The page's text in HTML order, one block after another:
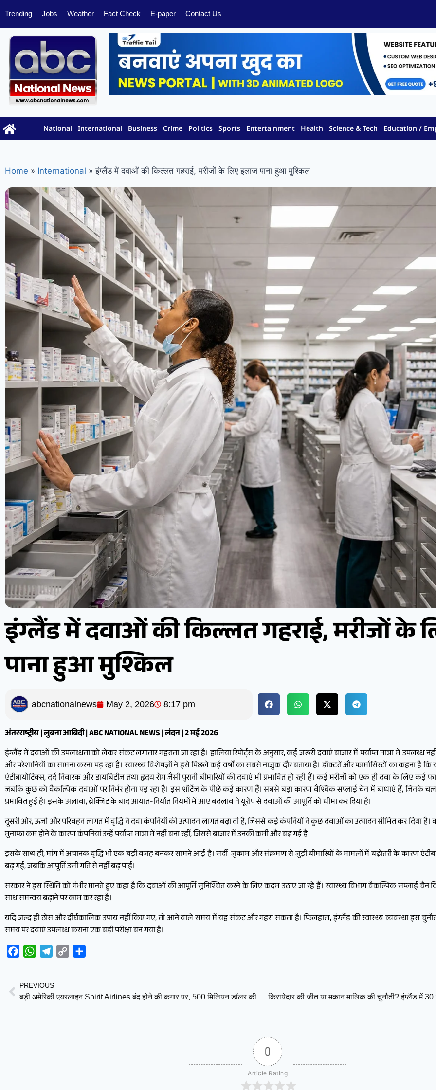
Trending Jobs Weather Fact Check E-paper Contact Us
National International Business Crime Politics Sports Entertainment Health Science & Tech Education /
Home » International » इंग्लैंड में दवाओं की किल्लत गहराई, मरीजों के लिए इलाज पाना हुआ मुश्किल
इंग्लैंड में दवाओं की किल्लत गहराई, मरीजों के
पाना हुआ मुश्किल
abcnationalnews May 2, 2026 8:17 pm
अंतरराष्ट्रीय | लुबना आबिदी | ABC NATIONAL NEWS | लंदन | 2 मई 2026
इंग्लैंड में दवाओं की उपलब्धता को लेकर संकट लगातार गहराता जा रहा है। हालिया रिपोर्ट्स के अनुसार, कई जरूरी दवाएं बाजार में पर्याप्त मात्रा में उपलब्ध
और परेशानियों का सामना करना पड़ रहा है। स्वास्थ्य विशेषज्ञों ने इसे पिछले कई वर्षों का सबसे नाजुक दौर बताया है। डॉक्टरों और फार्मासिस्टों का कहना है
एंटीबायोटिक्स, दर्द निवारक और डायबिटीज तथा हृदय रोग जैसी पुरानी बीमारियों की दवाएं भी प्रभावित हो रही हैं। कई मरीजों को एक ही दवा के लिए
जबकि कुछ को वैकल्पिक दवाओं पर निर्भर होना पड़ रहा है। इस शॉर्टेज के पीछे कई कारण हैं। सबसे बड़ा कारण वैश्विक सप्लाई चेन में बाधाएं हैं, जिनके
प्रभावित हुई है। इसके अलावा, ब्रेक्जिट के बाद आयात-निर्यात नियमों में आए बदलाव ने यूरोप से दवाओं की आपूर्ति को धीमा कर दिया है।
दूसरी ओर, ऊर्जा और परिवहन लागत में वृद्धि ने दवा कंपनियों की उत्पादन लागत बढ़ा दी है, जिससे कई कंपनियों ने कुछ दवाओं का उत्पादन सीमित कर दिया
मुनाफा कम होने के कारण कंपनियां उन्हें पर्याप्त मात्रा में नहीं बना रहीं, जिससे बाजार में उनकी कमी और बढ़ गई है।
इसके साथ ही, मांग में अचानक वृद्धि भी एक बड़ी वजह बनकर सामने आई है। सर्दी-जुकाम और संक्रमण से जुड़ी बीमारियों के मामलों में बढ़ोतरी के कारण
बढ़ गई, जबकि आपूर्ति उसी गति से नहीं बढ़ पाई।
सरकार ने इस स्थिति को गंभीर मानते हुए कहा है कि दवाओं की आपूर्ति सुनिश्चित करने के लिए कदम उठाए जा रहे हैं। स्वास्थ्य विभाग वैकल्पिक सप्लाई
साथ समन्वय बढ़ाने पर काम कर रहा है।
यदि जल्द ही ठोस और दीर्घकालिक उपाय नहीं किए गए, तो आने वाले समय में यह संकट और गहरा सकता है। फिलहाल, इंग्लैंड की स्वास्थ्य व्यवस्था इस
समय पर दवाएं उपलब्ध कराना एक बड़ी परीक्षा बन गया है।
FacebookWhatsAppTelegram
Copy
PREVIOUS
बड़ी अमेरिकी एयरलाइन Spirit Airlines बंद होने की कगार पर, 500 मिलियन डॉलर की मदद नहीं मिलने से संकट गहराया
0
Article Rating